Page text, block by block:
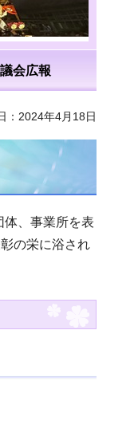
議会広報
：2024年4月18日
、事業所を表
の栄に浴され